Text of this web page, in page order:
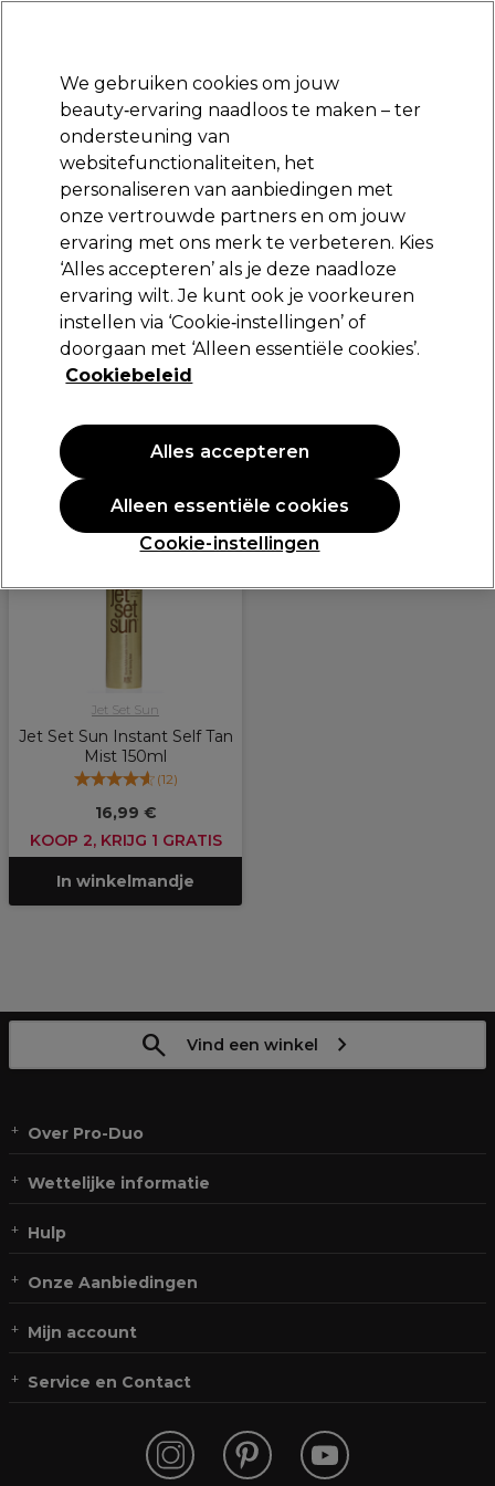
Aanmelden
Merken Deals Haar Elektra
Volgende dag geleverd*
Na verzending, maandag t/m vrijdag
Beauty Tanning Spray tan
Spray tan
Sorteren op:Relevantie
PROMOTIE
Jet Set Sun
Jet Set Sun Instant Self Tan
Mist 150ml
(12)
16,99 €
KOOP 2, KRIJG 1 GRATIS
In winkelmandje
Vind een winkel
Over Pro-Duo
Wettelijke informatie
Hulp
Onze Aanbiedingen
Mijn account
Service en Contact
We gebruiken cookies om jouw
beauty‑ervaring naadloos te maken – ter
ondersteuning van
websitefunctionaliteiten, het
personaliseren van aanbiedingen met
onze vertrouwde partners en om jouw
ervaring met ons merk te verbeteren. Kies
‘Alles accepteren’ als je deze naadloze
ervaring wilt. Je kunt ook je voorkeuren
instellen via ‘Cookie‑instellingen’ of
doorgaan met ‘Alleen essentiële cookies’.
Cookiebeleid
Cookie-instellingen
Alleen essentiële cookies
Alles accepteren